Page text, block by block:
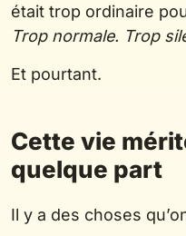
était trop ordinaire
Trop normale. Trop
Et pourtant.
Cette vie
quelque part
Il y a des choses